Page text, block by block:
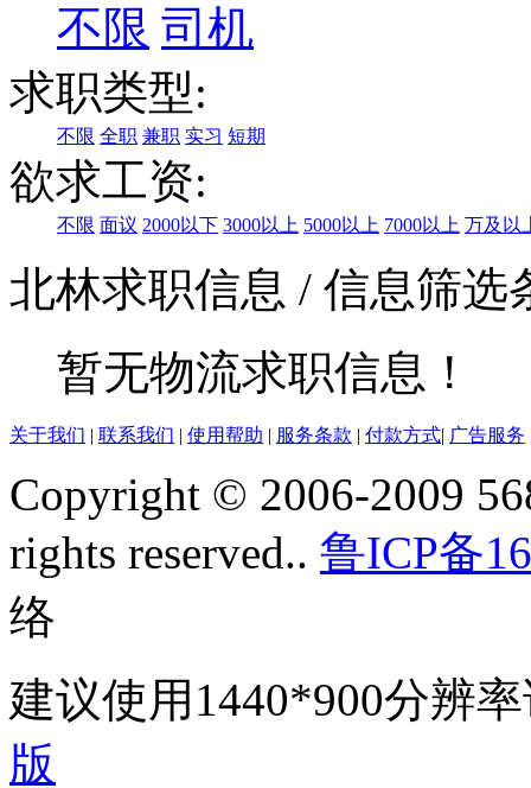
不限 司机
求职类型:
不限 全职 兼职 实习 短期
欲求工资:
不限 面议 2000以下 3000以上 5000以上 7000以上 万及以
北林求职信息 / 信息筛选
暂无物流求职信息！
关于我们 | 联系我们 | 使用帮助 | 服务条款 | 付款方式| 广告服务
Copyright © 2006-2009
rights reserved.. 鲁ICP备
络
建议使用1440*900分辨
版